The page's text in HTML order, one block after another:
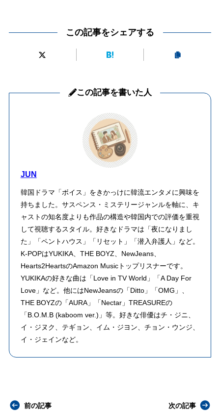
この記事をシェアする
この記事を書いた人
JUN
韓国ドラマ「ボイス」をきかっけに韓流エンタメに興味を
持ちました。サスペンス・ミステリージャンルを軸に、キ
ャストの知名度よりも作品の構造や韓国内での評価を重視
して視聴するスタイル。好きなドラマは「夜になりまし
た」「ペントハウス」「リセット」「潜入弁護人」など。
K-POPはYUKIKA、THE BOYZ、NewJeans、
Hearts2HeartsのAmazon Musicトップリスナーです。
YUKIKAの好きな曲は「Love in TV World」「A Day For
Love」など。他にはNewJeansの「Ditto」「OMG」、
THE BOYZの「AURA」「Nectar」TREASUREの
「B.O.M.B (kaboom ver.)」等。好きな俳優はチ・ジニ、
イ・ジヌク、テギョン、イム・ジヨン、チョン・ウンジ、
イ・ジェインなど。
前の記事 次の記事